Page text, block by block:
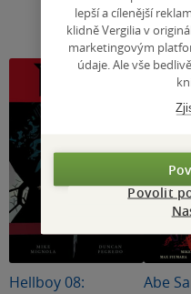
Hellboy 08:
Abe
lepší a cílenější
klidně Vergilia v
marketingovým
údaje. Ale vše
Povolit